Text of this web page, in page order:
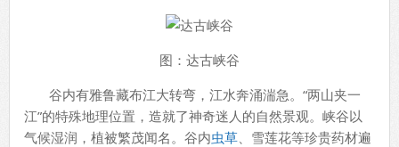
图：达古峡谷
谷内有雅鲁藏布江大转弯，江水奔涌湍急。“两山夹一
江”的特殊地理位置，造就了神奇迷人的自然景观。峡谷以
气候湿润，植被繁茂闻名。谷内虫草 、雪莲花等珍贵药材遍